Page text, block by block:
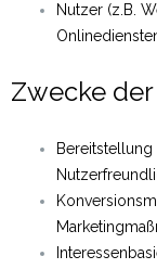
Nutzer (z.B.
Zwecke